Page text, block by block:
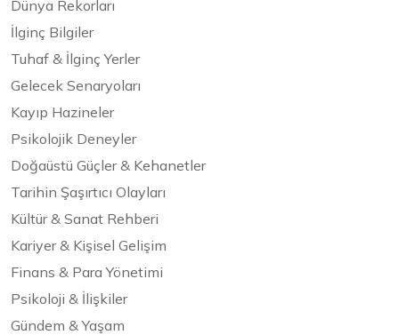
Dünya Rekorları
İlginç Bilgiler
Tuhaf & İlginç Yerler
Gelecek Senaryoları
Kayıp Hazineler
Psikolojik Deneyler
Doğaüstü Güçler & Kehanetler
Tarihin Şaşırtıcı Olayları
Kültür & Sanat Rehberi
Kariyer & Kişisel Gelişim
Finans & Para Yönetimi
Psikoloji & İlişkiler
Gündem & Yaşam